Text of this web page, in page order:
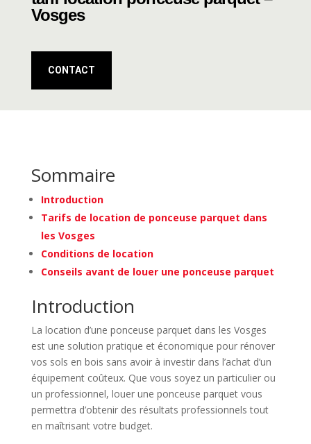
Vosges
CONTACT
Sommaire
Introduction
Tarifs de location de ponceuse parquet dans
les Vosges
Conditions de location
Conseils avant de louer une ponceuse parquet
Introduction
La location d’une ponceuse parquet dans les Vosges
est une solution pratique et économique pour rénover
vos sols en bois sans avoir à investir dans l’achat d’un
équipement coûteux. Que vous soyez un particulier ou
un professionnel, louer une ponceuse parquet vous
permettra d’obtenir des résultats professionnels tout
en maîtrisant votre budget.